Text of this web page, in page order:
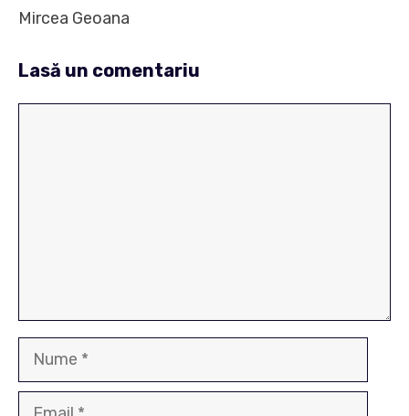
Mircea Geoana
Lasă un comentariu
Nume
Email